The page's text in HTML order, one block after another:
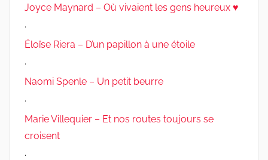
Joyce Maynard – Où vivaient les gens heureux ♥
.
Éloïse Riera – D’un papillon à une étoile
.
Naomi Spenle – Un petit beurre
.
Marie Villequier – Et nos routes toujours se
croisent
.